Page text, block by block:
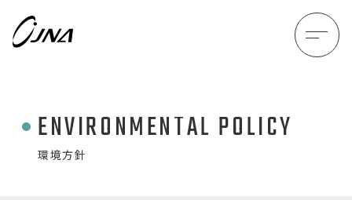
環境方針
ENVIRONMENTAL POLICY